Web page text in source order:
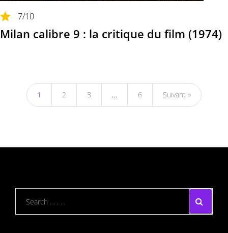
7/10
Milan calibre 9 : la critique du film (1974)
1 2 3 … 6 Suivant »